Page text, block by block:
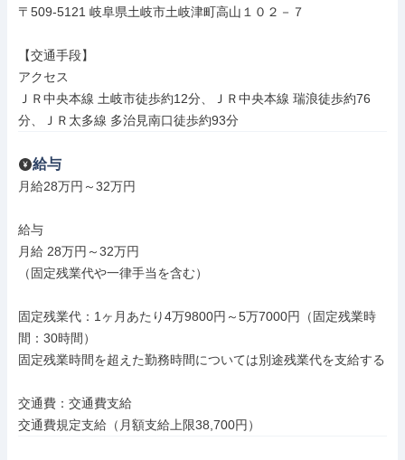
〒509-5121 岐阜県土岐市土岐津町高山１０２－７
【交通手段】
アクセス
ＪＲ中央本線 土岐市徒歩約12分、ＪＲ中央本線 瑞浪徒歩約76
分、ＪＲ太多線 多治見南口徒歩約93分
給与
月給28万円～32万円
給与
月給 28万円～32万円
（固定残業代や一律手当を含む）
固定残業代：1ヶ月あたり4万9800円～5万7000円（固定残業時
間：30時間）
固定残業時間を超えた勤務時間については別途残業代を支給する
交通費：交通費支給
交通費規定支給（月額支給上限38,700円）